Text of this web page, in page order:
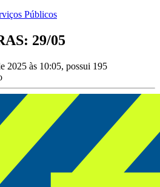
Públicos
29/05
2025 às 10:05, possui 195